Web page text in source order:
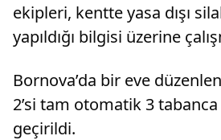
ekipleri, kentte yasa dışı
yapıldığı bilgisi üzerine
Bornova’da bir eve
2’si tam otomatik 3
geçirildi.